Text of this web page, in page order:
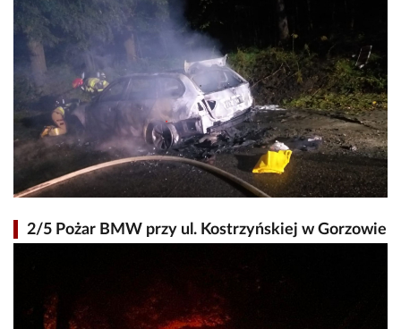
2/5 Pożar BMW przy ul. Kostrzyńskiej w Gorzowie